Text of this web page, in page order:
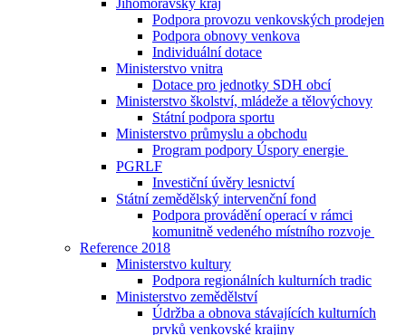
Jihomoravský kraj
Podpora provozu venkovských prodejen
Podpora obnovy venkova
Individuální dotace
Ministerstvo vnitra
Dotace pro jednotky SDH obcí
Ministerstvo školství, mládeže a tělovýchovy
Státní podpora sportu
Ministerstvo průmyslu a obchodu
Program podpory Úspory energie
PGRLF
Investiční úvěry lesnictví
Státní zemědělský intervenční fond
Podpora provádění operací v rámci
komunitně vedeného místního rozvoje
Reference 2018
Ministerstvo kultury
Podpora regionálních kulturních tradic
Ministerstvo zemědělství
Údržba a obnova stávajících kulturních
prvků venkovské krajiny